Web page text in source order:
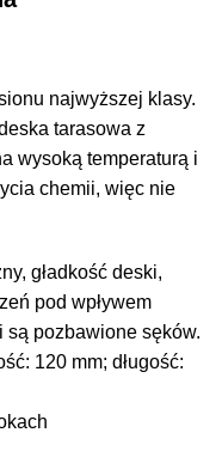
najwyższej klasy.
tarasowa z
wysoką temperaturą i
chemii, więc nie
gładkość deski,
pod wpływem
są pozbawione sęków.
120 mm; długość: